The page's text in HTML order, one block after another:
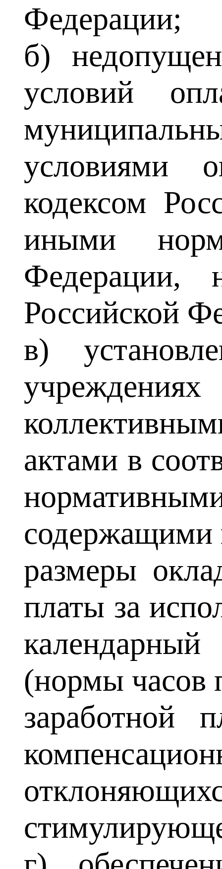
Федерации;
б)
условий
условиями
кодексом
иными
Федерации,
Российской
в)
актами в
содержащими
размеры
платы за
(нормы часов
заработной